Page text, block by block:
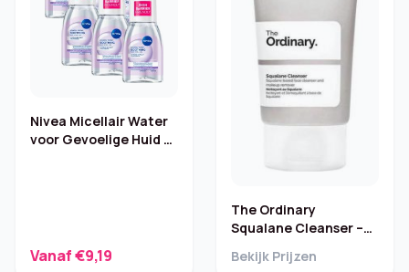
Nivea Micellair Water
voor Gevoelige Huid –
Vanaf €9,19
The Ordinary
Squalane Cleanser –
Bekijk Prijzen